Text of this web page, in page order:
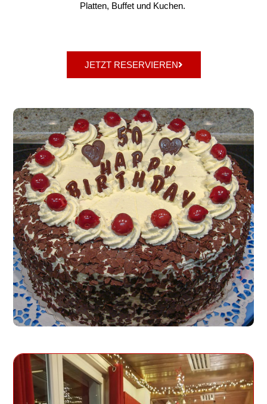
Platten, Buffet und Kuchen.
JETZT RESERVIEREN